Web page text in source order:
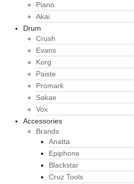
Piano
Akai
Drum
Crush
Evans
Korg
Paiste
Promark
Sakae
Vox
Accessories
Brands
Anatta
Epiphone
Blackstar
Cruz Tools